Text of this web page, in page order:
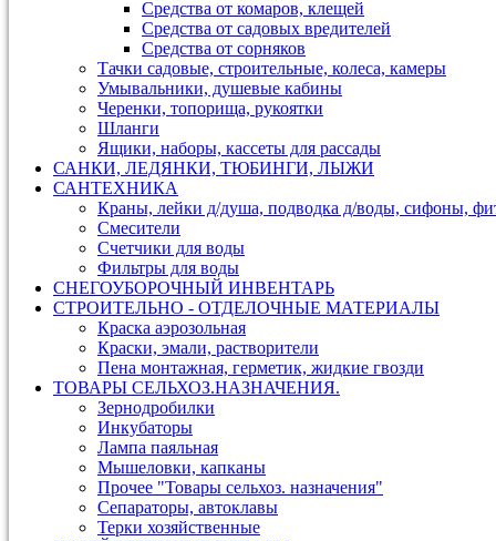
Средства от комаров, клещей
Средства от садовых вредителей
Средства от сорняков
Тачки садовые, строительные, колеса, камеры
Умывальники, душевые кабины
Черенки, топорища, рукоятки
Шланги
Ящики, наборы, кассеты для рассады
САНКИ, ЛЕДЯНКИ, ТЮБИНГИ, ЛЫЖИ
САНТЕХНИКА
Краны, лейки д/душа, подводка д/воды, сифоны,
Смесители
Счетчики для воды
Фильтры для воды
СНЕГОУБОРОЧНЫЙ ИНВЕНТАРЬ
СТРОИТЕЛЬНО - ОТДЕЛОЧНЫЕ МАТЕРИАЛЫ
Краска аэрозольная
Краски, эмали, растворители
Пена монтажная, герметик, жидкие гвозди
ТОВАРЫ СЕЛЬХОЗ.НАЗНАЧЕНИЯ.
Зернодробилки
Инкубаторы
Лампа паяльная
Мышеловки, капканы
Прочее "Товары сельхоз. назначения"
Сепараторы, автоклавы
Терки хозяйственные